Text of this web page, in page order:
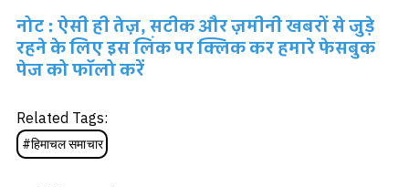
नोट : ऐसी ही तेज़, सटीक और ज़मीनी खबरों से जुड़े
रहने के लिए इस लिंक पर क्लिक कर हमारे फेसबुक
पेज को फॉलो करें
Related Tags:
#हिमाचल समाचार